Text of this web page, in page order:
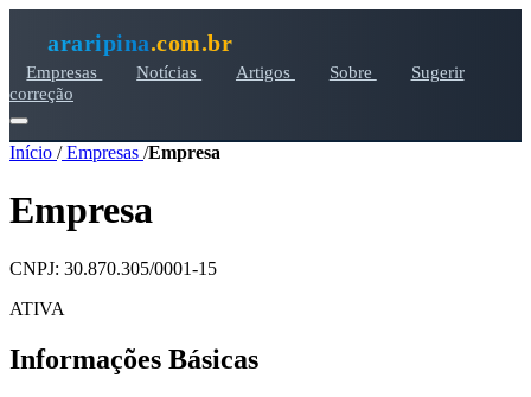
araripina.com.br
Empresas Notícias Artigos Sobre
Sugerir
correção
Início /Empresas /Empresa
Empresa
CNPJ: 30.870.305/0001-15
ATIVA
Informações Básicas